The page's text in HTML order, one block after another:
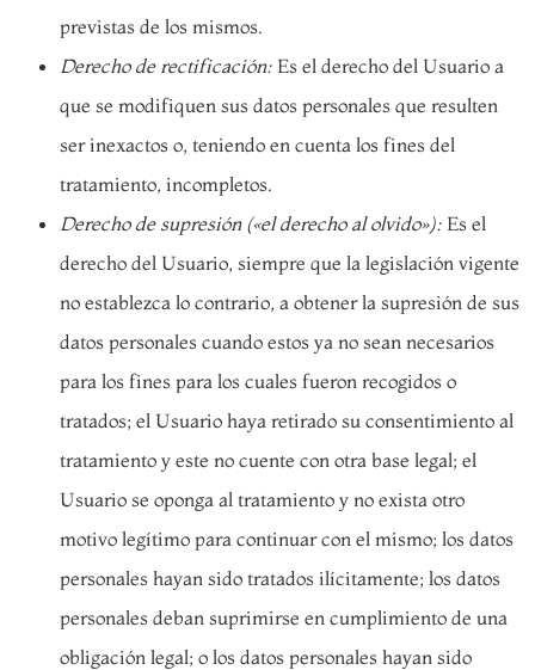
previstas de los mismos.
Derecho de rectificación: Es el derecho del Usuario a
que se modifiquen sus datos personales que resulten
ser inexactos o, teniendo en cuenta los fines del
tratamiento, incompletos.
Derecho de supresión («el derecho al olvido»): Es el
derecho del Usuario, siempre que la legislación vigente
no establezca lo contrario, a obtener la supresión de sus
datos personales cuando estos ya no sean necesarios
para los fines para los cuales fueron recogidos o
tratados; el Usuario haya retirado su consentimiento al
tratamiento y este no cuente con otra base legal; el
Usuario se oponga al tratamiento y no exista otro
motivo legítimo para continuar con el mismo; los datos
personales hayan sido tratados ilícitamente; los datos
personales deban suprimirse en cumplimiento de una
obligación legal; o los datos personales hayan sido